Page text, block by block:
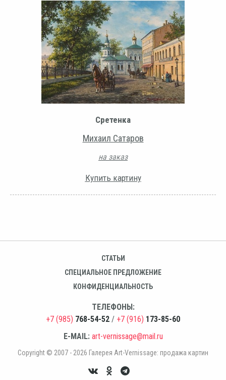
Сретенка
Михаил Сатаров
на заказ
Купить картину
СТАТЬИ
СПЕЦИАЛЬНОЕ ПРЕДЛОЖЕНИЕ
КОНФИДЕНЦИАЛЬНОСТЬ
ТЕЛЕФОНЫ:
+7 (985) 768-54-52 / +7 (916) 173-85-60
E-MAIL: art-vernissage@mail.ru
Copyright © 2007 - 2026 Галерея Art-Vernissage: продажа картин